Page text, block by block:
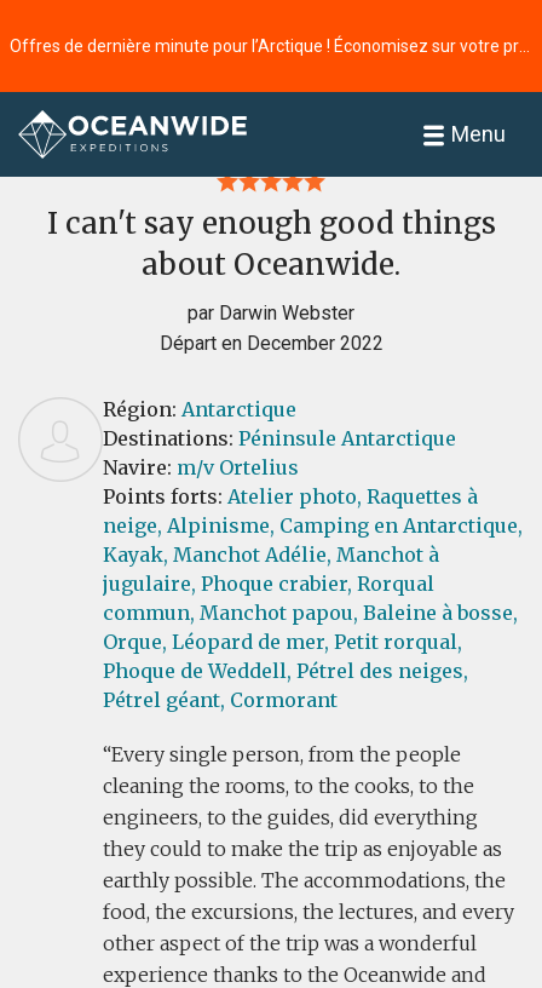
Menu
Accueil
I can't say enough good things
about Oceanwide.
par Darwin Webster
Départ en December 2022
Région: Antarctique
Destinations: Péninsule Antarctique
Navire: m/v Ortelius
Points forts: Atelier photo, Raquettes à
neige, Alpinisme, Camping en Antarctique,
Kayak, Manchot Adélie, Manchot à
jugulaire, Phoque crabier, Rorqual
commun, Manchot papou, Baleine à bosse,
Orque, Léopard de mer, Petit rorqual,
Phoque de Weddell, Pétrel des neiges,
Pétrel géant, Cormorant
Every single person, from the people
cleaning the rooms, to the cooks, to the
engineers, to the guides, did everything
they could to make the trip as enjoyable as
earthly possible. The accommodations, the
food, the excursions, the lectures, and every
other aspect of the trip was a wonderful
experience thanks to the Oceanwide and